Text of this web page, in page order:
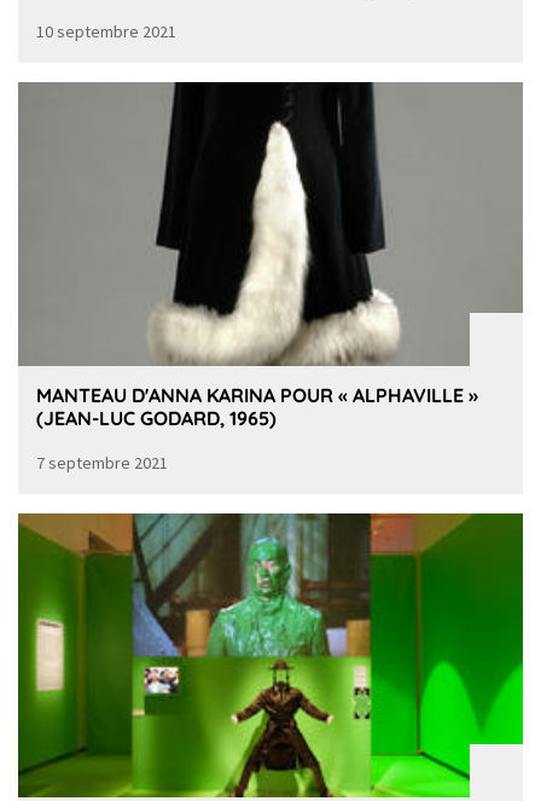
10 septembre 2021
MANTEAU D'ANNA KARINA POUR « ALPHAVILLE »
(JEAN-LUC GODARD, 1965)
7 septembre 2021